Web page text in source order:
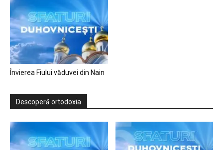
Învierea Fiului văduvei din Nain
Descoperă ortodoxia